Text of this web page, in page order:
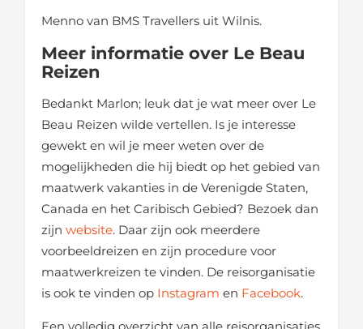
Menno van BMS Travellers uit Wilnis.
Meer informatie over Le Beau
Reizen
Bedankt Marlon; leuk dat je wat meer over Le
Beau Reizen wilde vertellen. Is je interesse
gewekt en wil je meer weten over de
mogelijkheden die hij biedt op het gebied van
maatwerk vakanties in de Verenigde Staten,
Canada en het Caribisch Gebied? Bezoek dan
zijn website. Daar zijn ook meerdere
voorbeeldreizen en zijn procedure voor
maatwerkreizen te vinden. De reisorganisatie
is ook te vinden op Instagram en Facebook.
Een volledig overzicht van alle reisorganisaties